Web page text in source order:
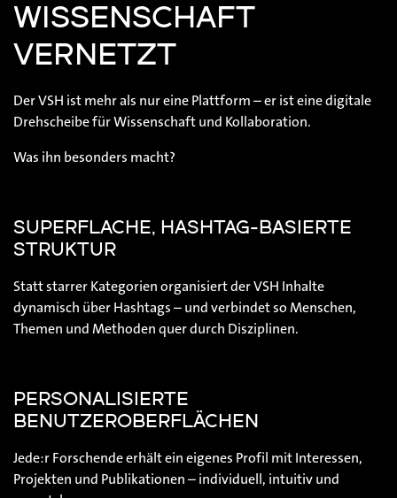
WISSENSCHAFT
VERNETZT
Der VSH ist mehr als nur eine Plattform – er ist eine digitale
Drehscheibe für Wissenschaft und Kollaboration.
Was ihn besonders macht?
SUPERFLACHE, HASHTAG-BASIERTE
STRUKTUR
Statt starrer Kategorien organisiert der VSH Inhalte
dynamisch über Hashtags – und verbindet so Menschen,
Themen und Methoden quer durch Disziplinen.
PERSONALISIERTE
BENUTZEROBERFLÄCHEN
Jede:r Forschende erhält ein eigenes Profil mit Interessen,
Projekten und Publikationen – individuell, intuitiv und